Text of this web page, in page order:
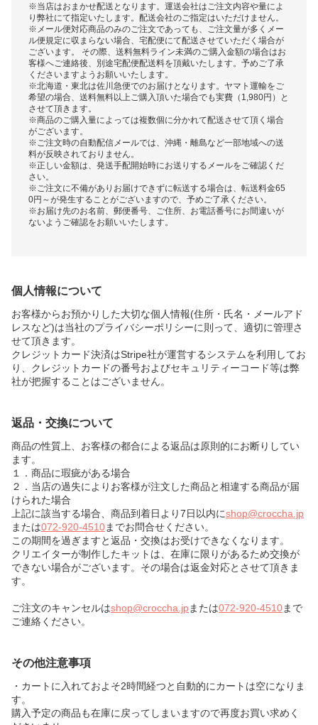
※当店はおまかせ配送となります。運送会社はご注文内容や量によ
り弊社にて指定いたします。配送会社のご指定はいただけません。
※メール便対応商品のみのご注文であっても、ご注文量が多くメー
ル便規定に収まらない場合、宅配便にて配送させていただく場合が
ございます。 その際、送料無料ライン未満のご購入金額の場合はお
客様へご連絡後、別途宅配便配送料を頂戴いたします。予めご了承
くださいますようお願いいたします。
※北海道・東北は佐川急便でのお届けとなります。ヤマト運輸をご
希望の場合、送料無料以上ご購入頂いた場合でも実費（1,980円）と
させて頂きます。
※商品のご購入量によっては複数個に分かれて配送させて頂く場合
がございます。
※ご注文時の自動配信メールでは、沖縄・離島など一部地域への送
料が反映されておりません。
※正しい金額は、発送手配開始時にお送りするメールをご確認くだ
さい。
※ご注文に不備がありお届けできずに転送する場合は、転送料金65
0円～が発生することがございますので、予めご了承ください。
※お届け先のお名前、郵便番号、ご住所、お電話番号にお間違いが
ないようご確認をお願いいたします。
個人情報について
お客様からお預かりした大切な個人情報(住所・氏名・メールアド
レスなど)は当社のプライバシーポリシーに則って、適切に管理さ
せて頂きます。
クレジットカード決済はStripe社が運営するシステムを利用してお
り、クレジットカードの番号およびセキュリティーコード等は弊
社が把握することはございません。
返品・交換について
商品の性質上、お客様の都合による返品は原則的にお断りしてい
ます。
１．商品に瑕疵がある場合
２．当店の過失によりお客様が注文した商品と相違する商品が届
けられた場合
上記に該当する場合、商品到着日より7日以内にshop@croccha.jp
または072-920-4510までお問合せください。
この期間を過ぎますと返品・交換はお受けできなくなります。
クリエイターが制作したキットは、在庫に限りがあるため交換が
できない場合がございます。その場合は返金対応とさせて頂きま
す。
ご注文のキャンセルはshop@croccha.jpまたは072-920-4510まで
ご連絡ください。
その他注意事項
・カートに入れておよそ2時間経つと自動的にカートは空になりま
す。
購入予定の商品も在庫に戻ってしまいますので再度お買い求めく